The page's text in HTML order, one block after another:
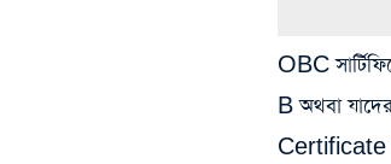
OBC
B অথবা
Certificate